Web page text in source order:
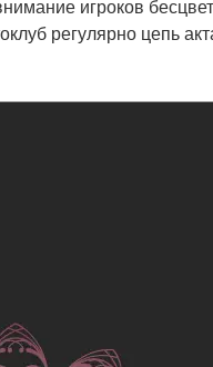
игроков
регулярно цепь